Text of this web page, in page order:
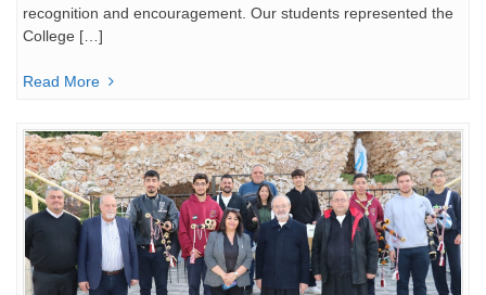
recognition and encouragement. Our students represented the
College […]
Read More